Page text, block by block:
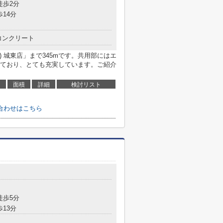
歩2分
14分
クリート
東店」まで345mです。共用部にはエ
おり、とても充実しています。ご紹介
面積 詳細 検討リスト
わせはこちら
歩5分
13分